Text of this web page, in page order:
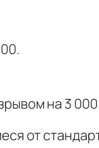
на 3
от